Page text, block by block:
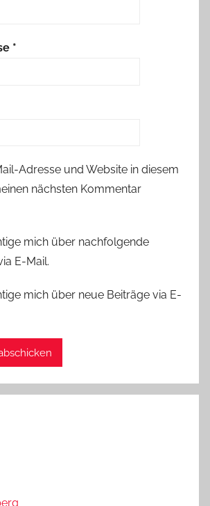
*
Adresse und Website in diesem
nächsten Kommentar
mich über nachfolgende
E-Mail.
mich über neue Beiträge via E-